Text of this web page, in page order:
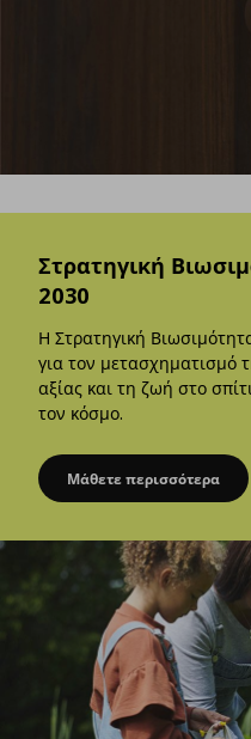
Στρατηγική
2030
Η Στρατηγική
για τον μετασχηματισμό
αξίας και τη ζωή στο
τον κόσμο.
Μάθετε περισσότερα